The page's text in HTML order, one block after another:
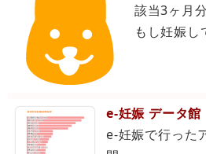
該当3ヶ月
もし妊娠し
e-妊娠 データ館
e-妊娠で行った